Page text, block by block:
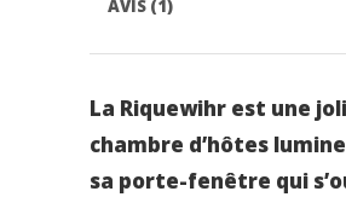
AVIS (1)
La Riquewihr est une
chambre d’hôtes
sa porte-fenêtre qui